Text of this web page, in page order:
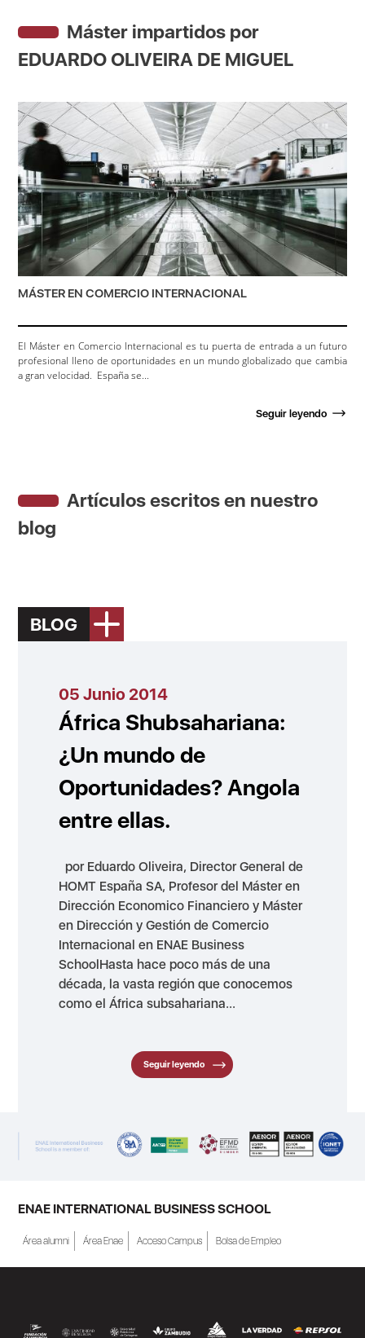
Máster impartidos por
EDUARDO OLIVEIRA DE MIGUEL
MÁSTER EN COMERCIO INTERNACIONAL
El Máster en Comercio Internacional es tu puerta de entrada a un futuro
profesional lleno de oportunidades en un mundo globalizado que cambia
a gran velocidad. España se...
Seguir leyendo
Artículos escritos en nuestro
blog
BLOG
05 Junio 2014
África Shubsahariana:
¿Un mundo de
Oportunidades? Angola
entre ellas.
por Eduardo Oliveira, Director General de
HOMT España SA, Profesor del Máster en
Dirección Economico Financiero y Máster
en Dirección y Gestión de Comercio
Internacional en ENAE Business
SchoolHasta hace poco más de una
década, la vasta región que conocemos
como el África subsahariana...
Seguir leyendo
ENAE INTERNATIONAL BUSINESS SCHOOL
Área alumni Área Enae Acceso Campus Bolsa de Empleo